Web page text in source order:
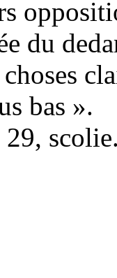
du
bas ».